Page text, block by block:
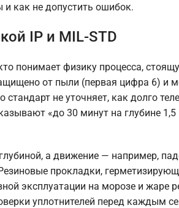
как не допустить ошибок.
IP и MIL-STD
понимает физику процесса,
от пыли (первая цифра 6) и
не уточняет, как долго
«до 30 минут на глубине 1,5
а движение — например,
прокладки,
эксплуатации на морозе и жаре
уплотнителей перед каждым